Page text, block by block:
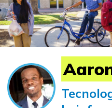
Programas
Vida En El
Viaje de la